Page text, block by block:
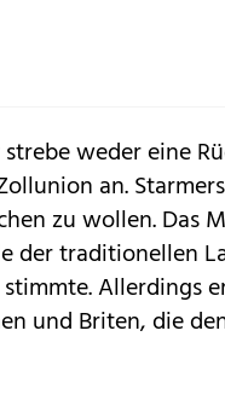
weder eine
an.
zu wollen. Das
der traditionellen
Allerdings
und Briten, die